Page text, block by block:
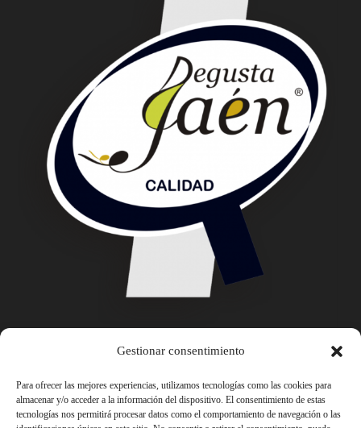
Gestionar consentimiento
Para ofrecer las mejores experiencias, utilizamos tecnologías como las cookies para
almacenar y/o acceder a la información del dispositivo. El consentimiento de estas
tecnologías nos permitirá procesar datos como el comportamiento de navegación o las